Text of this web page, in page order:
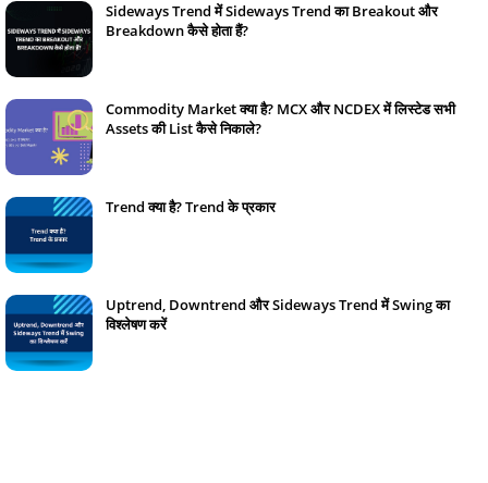
Sideways Trend में Sideways Trend का Breakout और
Breakdown कैसे होता हैं?
February 05, 2024
Commodity Market क्या है? MCX और NCDEX में लिस्टेड सभी
Assets की List कैसे निकाले?
January 14, 2024
Trend क्या है? Trend के प्रकार
January 22, 2024
Uptrend, Downtrend और Sideways Trend में Swing का
विश्लेषण करें
January 23, 2024